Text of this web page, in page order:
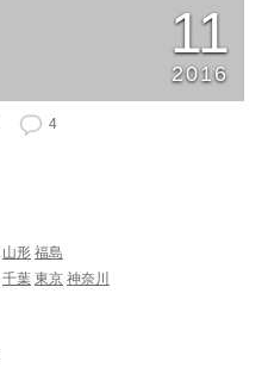
11
2016
4
山形 福島
千葉 東京 神奈川